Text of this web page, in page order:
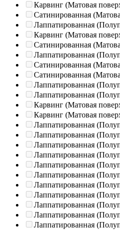
Карвинг (Матовая
Сатинированная
Лаппатированная
Карвинг (Матовая
Сатинированная
Лаппатированная
Сатинированная
Сатинированная
Лаппатированная
Лаппатированная
Карвинг (Матовая
Карвинг (Матовая
Лаппатированная
Лаппатированная
Лаппатированная
Лаппатированная
Лаппатированная
Лаппатированная
Лаппатированная
Лаппатированная
Лаппатированная
Лаппатированная
Лаппатированная